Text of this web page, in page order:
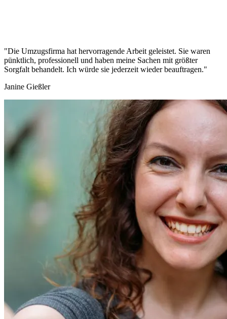
"Die Umzugsfirma hat hervorragende Arbeit geleistet. Sie waren
pünktlich, professionell und haben meine Sachen mit größter
Sorgfalt behandelt. Ich würde sie jederzeit wieder beauftragen."
Janine Gießler